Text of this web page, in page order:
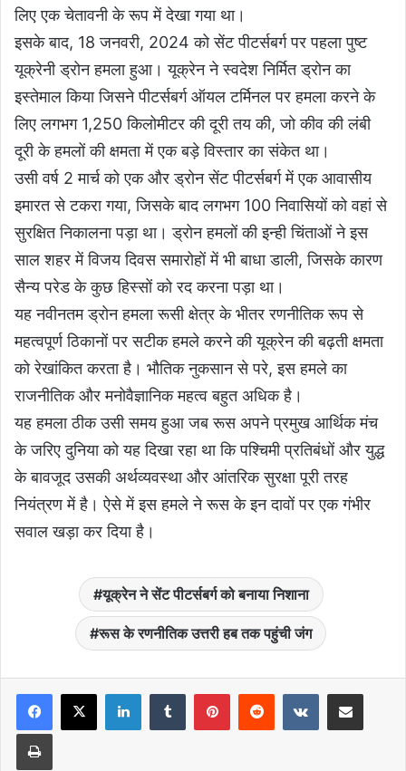
लिए एक चेतावनी के रूप में देखा गया था।
इसके बाद, 18 जनवरी, 2024 को सेंट पीटर्सबर्ग पर पहला पुष्ट
यूक्रेनी ड्रोन हमला हुआ। यूक्रेन ने स्वदेश निर्मित ड्रोन का
इस्तेमाल किया जिसने पीटर्सबर्ग ऑयल टर्मिनल पर हमला करने के
लिए लगभग 1,250 किलोमीटर की दूरी तय की, जो कीव की लंबी
दूरी के हमलों की क्षमता में एक बड़े विस्तार का संकेत था।
उसी वर्ष 2 मार्च को एक और ड्रोन सेंट पीटर्सबर्ग में एक आवासीय
इमारत से टकरा गया, जिसके बाद लगभग 100 निवासियों को वहां से
सुरक्षित निकालना पड़ा था। ड्रोन हमलों की इन्ही चिंताओं ने इस
साल शहर में विजय दिवस समारोहों में भी बाधा डाली, जिसके कारण
सैन्य परेड के कुछ हिस्सों को रद करना पड़ा था।
यह नवीनतम ड्रोन हमला रूसी क्षेत्र के भीतर रणनीतिक रूप से
महत्वपूर्ण ठिकानों पर सटीक हमले करने की यूक्रेन की बढ़ती क्षमता
को रेखांकित करता है। भौतिक नुकसान से परे, इस हमले का
राजनीतिक और मनोवैज्ञानिक महत्व बहुत अधिक है।
यह हमला ठीक उसी समय हुआ जब रूस अपने प्रमुख आर्थिक मंच
के जरिए दुनिया को यह दिखा रहा था कि पश्चिमी प्रतिबंधों और युद्ध
के बावजूद उसकी अर्थव्यवस्था और आंतरिक सुरक्षा पूरी तरह
नियंत्रण में है। ऐसे में इस हमले ने रूस के इन दावों पर एक गंभीर
सवाल खड़ा कर दिया है।
यूक्रेन ने सेंट पीटर्सबर्ग को बनाया निशाना
रूस के रणनीतिक उत्तरी हब तक पहुंची जंग